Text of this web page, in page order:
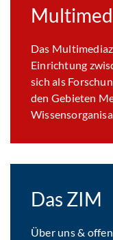
Das
Einrichtung
sich als
den Gebieten
Das ZIM
Über uns &